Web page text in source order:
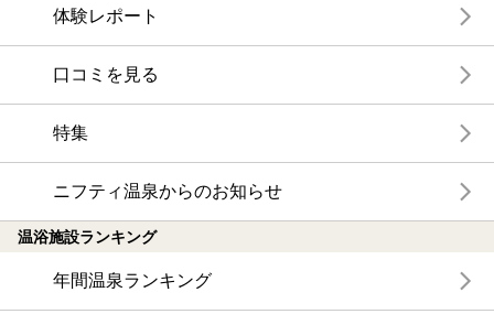
体験レポート
口コミを見る
特集
ニフティ温泉からのお知らせ
温浴施設ランキング
年間温泉ランキング